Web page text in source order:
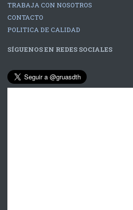
TRABAJA CON NOSOTROS
CONTACTO
POLITICA DE CALIDAD
SÍGUENOS EN REDES SOCIALES